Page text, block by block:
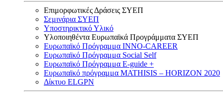
Επιμορφωτικές Δράσεις ΣΥΕΠ
Σεμινάρια ΣΥΕΠ
Υποστηρικτικό Υλικό
Υλοποιηθέντα Ευρωπαϊκά Προγράμματα ΣΥΕΠ
Ευρωπαϊκό Πρόγραμμα INNO-CAREER
Ευρωπαϊκό Πρόγραμμα Social Self
Ευρωπαϊκό Πρόγραμμα E-guide +
Ευρωπαϊκό πρόγραμμα MATHISIS – HORIZON 2020
Δίκτυο ELGPN